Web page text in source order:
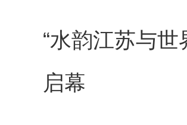
“水韵江苏与
启幕